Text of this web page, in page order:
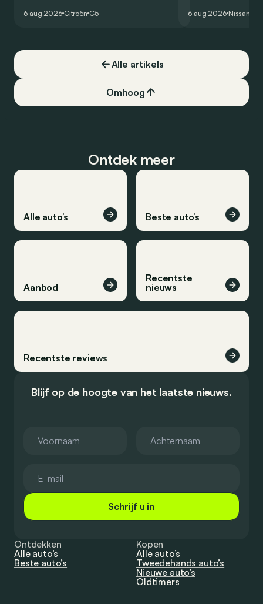
dat ook gelukt?
6 aug 2026 Citroën C5
één tankstation of
6 aug 2026 Nissan
Alle artikels
Omhoog
Ontdek meer
Alle auto’s Beste auto’s
Aanbod
Recentste
nieuws
Recentste reviews
Blijf op de hoogte van het laatste nieuws.
Schrijf u in
Ontdekken
Alle auto’s
Beste auto’s
Kopen
Alle auto’s
Tweedehands auto’s
Nieuwe auto’s
Oldtimers